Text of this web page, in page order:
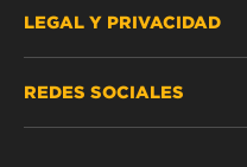
DÓNDE COMPRAR
LEGAL Y PRIVACIDAD
REDES SOCIALES